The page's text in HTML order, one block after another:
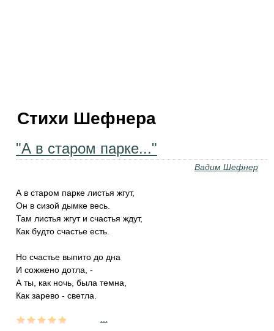
Стихи Шефнера
"А в старом парке..."
Вадим Шефнер
А в старом парке листья жгут,
Он в сизой дымке весь.
Там листья жгут и счастья ждут,
Как будто счастье есть.
Но счастье выпито до дна
И сожжено дотла, -
А ты, как ночь, была темна,
Как зарево - светла.